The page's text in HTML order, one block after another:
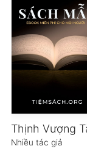
Nhiều tác giả